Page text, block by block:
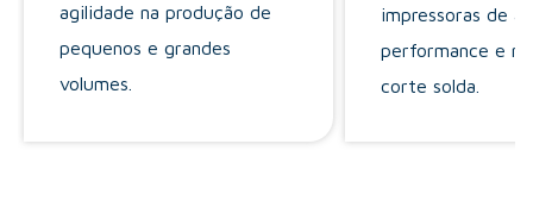
agilidade na produção de
pequenos e grandes
volumes.
impressoras de
performance e
corte solda.